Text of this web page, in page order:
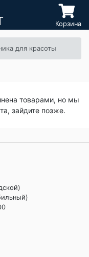
Корзина
для красоты
товарами, но мы
зайдите позже.